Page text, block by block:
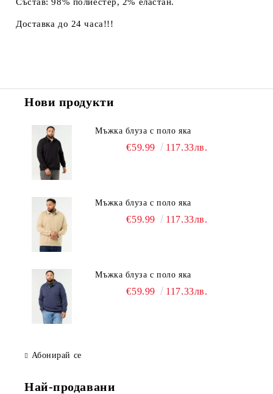
Доставка до 24 часа!!!
Нови продукти
Мъжка блуза с поло яка
€59.99 117.33лв.
Мъжка блуза с поло яка
€59.99 117.33лв.
Мъжка блуза с поло яка
€59.99 117.33лв.
Абонирай се
Най-продавани